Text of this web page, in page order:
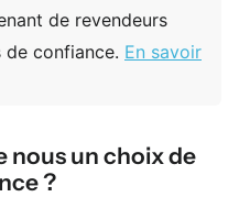
de revendeurs
confiance. En savoir
nous un choix de
?